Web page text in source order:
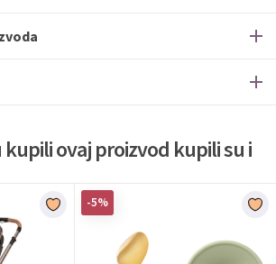
kupili ovaj proizvod kupili su i
-5%